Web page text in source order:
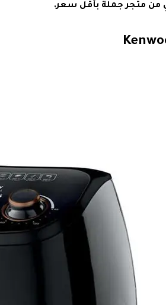
من متجر جملة بأقل سعر.